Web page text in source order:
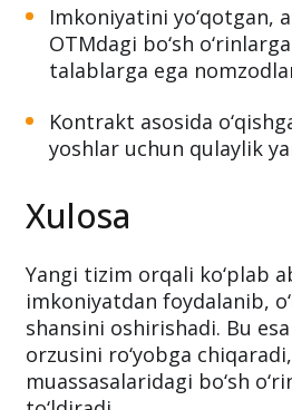
ammo tanlagan
abituriyentlarga;
OTMdagi bo‘sh
talablarga ega
Kontrakt asosida
yoshlar uchun qulaylik
Xulosa
Yangi tizim orqali ko‘plab
imkoniyatdan foydalanib,
shansini oshirishadi. Bu